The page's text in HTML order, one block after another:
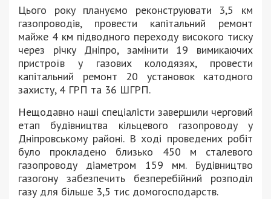
Цього року плануємо реконструювати 3,5 км
газопроводів, провести капітальний ремонт
майже 4 км підводного переходу високого тиску
через річку Дніпро, замінити 19 вимикаючих
пристроїв у газових колодязях, провести
капітальний ремонт 20 установок катодного
захисту, 4 ГРП та 36 ШГРП.
Нещодавно наші спеціалісти завершили черговий
етап будівництва кільцевого газопроводу у
Дніпровському районі. В ході проведених робіт
було прокладено близько 450 м сталевого
газопроводу діаметром 159 мм. Будівництво
газогону забезпечить безперебійний розподіл
газу для більше 3,5 тис домогосподарств.